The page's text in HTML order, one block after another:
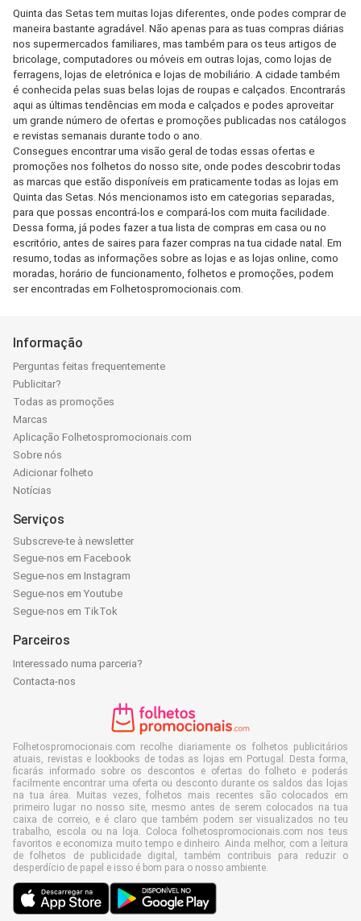
Quinta das Setas tem muitas lojas diferentes, onde podes comprar de
maneira bastante agradável. Não apenas para as tuas compras diárias
nos supermercados familiares, mas também para os teus artigos de
bricolage, computadores ou móveis em outras lojas, como lojas de
ferragens, lojas de eletrónica e lojas de mobiliário. A cidade também
é conhecida pelas suas belas lojas de roupas e calçados. Encontrarás
aqui as últimas tendências em moda e calçados e podes aproveitar
um grande número de ofertas e promoções publicadas nos catálogos
e revistas semanais durante todo o ano.
Consegues encontrar uma visão geral de todas essas ofertas e
promoções nos folhetos do nosso site, onde podes descobrir todas
as marcas que estão disponíveis em praticamente todas as lojas em
Quinta das Setas. Nós mencionamos isto em categorias separadas,
para que possas encontrá-los e compará-los com muita facilidade.
Dessa forma, já podes fazer a tua lista de compras em casa ou no
escritório, antes de saires para fazer compras na tua cidade natal. Em
resumo, todas as informações sobre as lojas e as lojas online, como
moradas, horário de funcionamento, folhetos e promoções, podem
ser encontradas em Folhetospromocionais.com.
Informação
Perguntas feitas frequentemente
Publicitar?
Todas as promoções
Marcas
Aplicação Folhetospromocionais.com
Sobre nós
Adicionar folheto
Notícias
Serviços
Subscreve-te à newsletter
Segue-nos em Facebook
Segue-nos em Instagram
Segue-nos em Youtube
Segue-nos em TikTok
Parceiros
Interessado numa parceria?
Contacta-nos
Folhetospromocionais.com recolhe diariamente os folhetos publicitários
atuais, revistas e lookbooks de todas as lojas em Portugal. Desta forma,
ficarás informado sobre os descontos e ofertas do folheto e poderás
facilmente encontrar uma oferta ou desconto durante os saldos das lojas
na tua área. Muitas vezes, folhetos mais recentes são colocados em
primeiro lugar no nosso site, mesmo antes de serem colocados na tua
caixa de correio, e é claro que também podem ser visualizados no teu
trabalho, escola ou na loja. Coloca folhetospromocionais.com nos teus
favoritos e economiza muito tempo e dinheiro. Ainda melhor, com a leitura
de folhetos de publicidade digital, também contribuis para reduzir o
desperdício de papel e isso é bom para o nosso ambiente.